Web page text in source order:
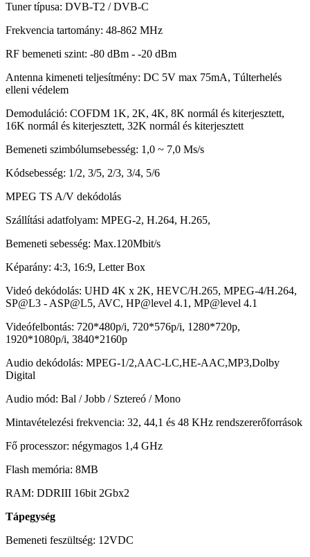
Tuner típusa: DVB-T2 / DVB-C
Frekvencia tartomány: 48-862 MHz
RF bemeneti szint: -80 dBm - -20 dBm
Antenna kimeneti teljesítmény: DC 5V max 75mA, Túlterhelés
elleni védelem
Demoduláció: COFDM 1K, 2K, 4K, 8K normál és kiterjesztett,
16K normál és kiterjesztett, 32K normál és kiterjesztett
Bemeneti szimbólumsebesség: 1,0 ~ 7,0 Ms/s
Kódsebesség: 1/2, 3/5, 2/3, 3/4, 5/6
MPEG TS A/V dekódolás
Szállítási adatfolyam: MPEG-2, H.264, H.265,
Bemeneti sebesség: Max.120Mbit/s
Képarány: 4:3, 16:9, Letter Box
Videó dekódolás: UHD 4K x 2K, HEVC/H.265, MPEG-4/H.264,
SP@L3 - ASP@L5, AVC, HP@level 4.1, MP@level 4.1
Videófelbontás: 720*480p/i, 720*576p/i, 1280*720p,
1920*1080p/i, 3840*2160p
Audio dekódolás: MPEG-1/2,AAC-LC,HE-AAC,MP3,Dolby
Digital
Audio mód: Bal / Jobb / Sztereó / Mono
Mintavételezési frekvencia: 32, 44,1 és 48 KHz rendszererőforrások
Fő processzor: négymagos 1,4 GHz
Flash memória: 8MB
RAM: DDRIII 16bit 2Gbx2
Tápegység
Bemeneti feszültség: 12VDC